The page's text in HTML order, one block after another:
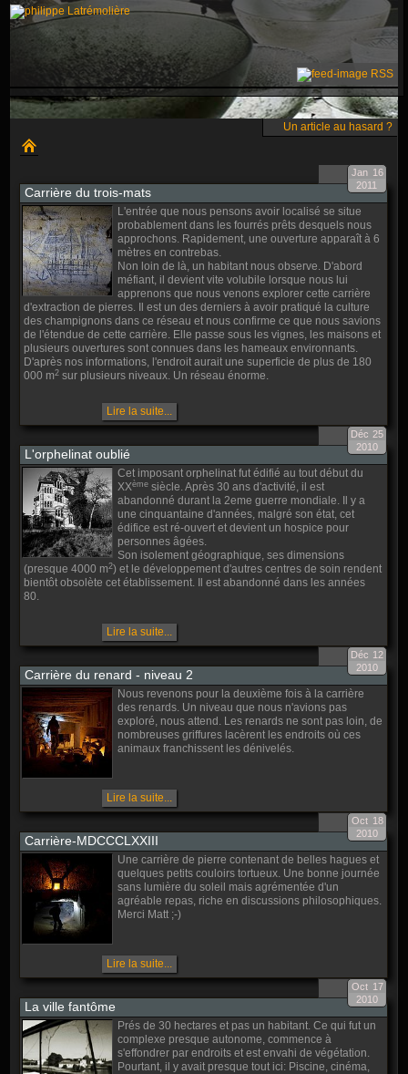
RSS
Un article au hasard ?
Carrière du trois-mats
16
Jan
2011
L'entrée que nous pensons avoir localisé se situe
probablement dans les fourrés prêts desquels nous
approchons. Rapidement, une ouverture apparaît à 6
mètres en contrebas.
Non loin de là, un habitant nous observe. D'abord
méfiant, il devient vite volubile lorsque nous lui
apprenons que nous venons explorer cette carrière
d'extraction de pierres. Il est un des derniers à avoir pratiqué la culture
des champignons dans ce réseau et nous confirme ce que nous savions
de l'étendue de cette carrière. Elle passe sous les vignes, les maisons et
plusieurs ouvertures sont connues dans les hameaux environnants.
D'après nos informations, l'endroit aurait une superficie de plus de 180
000 m2 sur plusieurs niveaux. Un réseau énorme.
Lire la suite...
L'orphelinat oublié
25
Déc
2010
Cet imposant orphelinat fut édifié au tout début du
XXème siècle. Après 30 ans d'activité, il est
abandonné durant la 2eme guerre mondiale. Il y a
une cinquantaine d'années, malgré son état, cet
édifice est ré-ouvert et devient un hospice pour
personnes âgées.
Son isolement géographique, ses dimensions
(presque 4000 m2) et le développement d'autres centres de soin rendent
bientôt obsolète cet établissement. Il est abandonné dans les années
80.
Lire la suite...
Carrière du renard - niveau 2
12
Déc
2010
Nous revenons pour la deuxième fois à la carrière
des renards. Un niveau que nous n'avions pas
exploré, nous attend. Les renards ne sont pas loin, de
nombreuses griffures lacèrent les endroits où ces
animaux franchissent les dénivelés.
Lire la suite...
Carrière-MDCCCLXXIII
18
Oct
2010
Une carrière de pierre contenant de belles hagues et
quelques petits couloirs tortueux. Une bonne journée
sans lumière du soleil mais agrémentée d'un
agréable repas, riche en discussions philosophiques.
Merci Matt ;-)
Lire la suite...
La ville fantôme
17
Oct
2010
Prés de 30 hectares et pas un habitant. Ce qui fut un
complexe presque autonome, commence à
s'effondrer par endroits et est envahi de végétation.
Pourtant, il y avait presque tout ici: Piscine, cinéma,